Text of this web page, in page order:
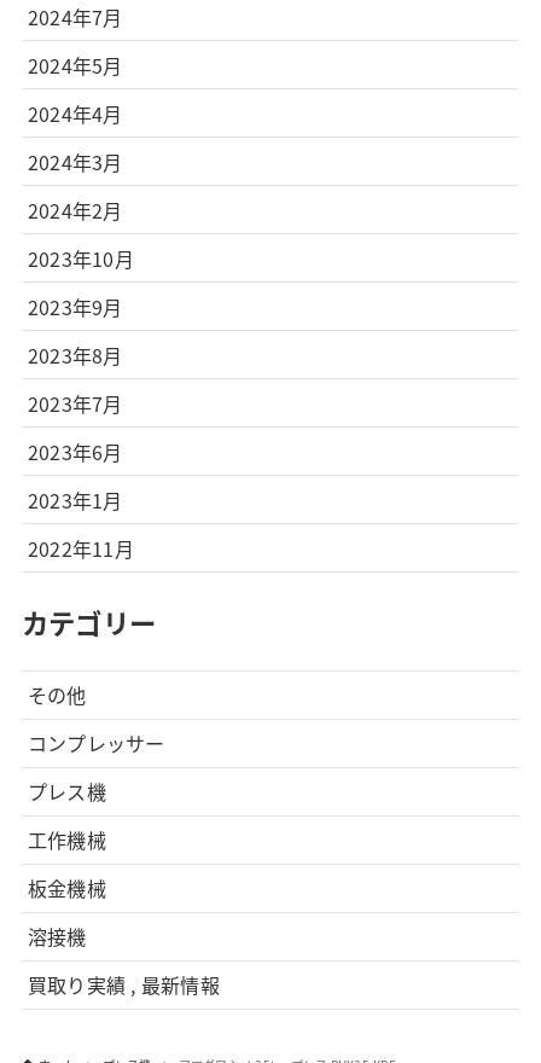
2024年7月
2024年5月
2024年4月
2024年3月
2024年2月
2023年10月
2023年9月
2023年8月
2023年7月
2023年6月
2023年1月
2022年11月
カテゴリー
その他
コンプレッサー
プレス機
工作機械
板金機械
溶接機
買取り実績 , 最新情報